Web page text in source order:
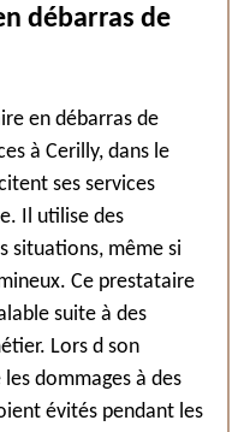
débarras de
en débarras de
à Cerilly, dans le
ses services
Il utilise des
situations, même si
Ce prestataire
suite à des
Lors d son
dommages à des
évités pendant les